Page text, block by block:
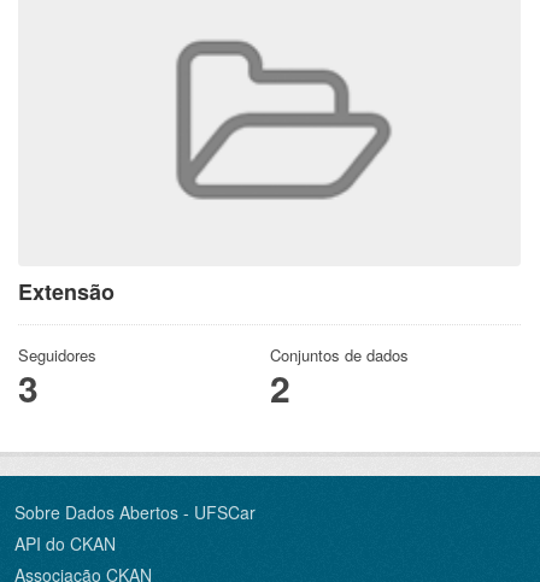
Extensão
Seguidores
3
Conjuntos de dados
2
Sobre Dados Abertos - UFSCar
API do CKAN
Associação CKAN